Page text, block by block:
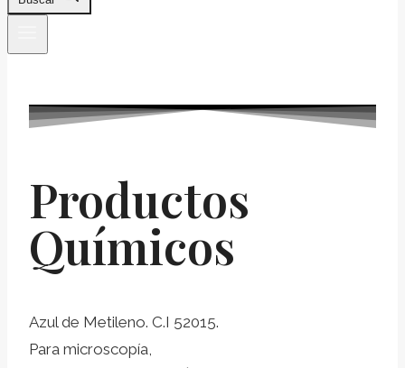
Productos
Químicos
Azul de Metileno. C.I 52015.
Para microscopía,